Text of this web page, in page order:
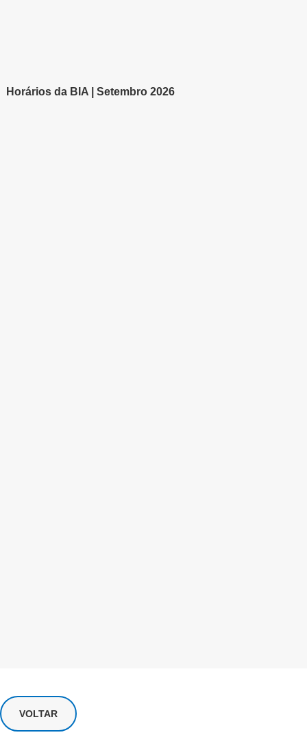
Horários da BIA | Setembro 2026
VOLTAR